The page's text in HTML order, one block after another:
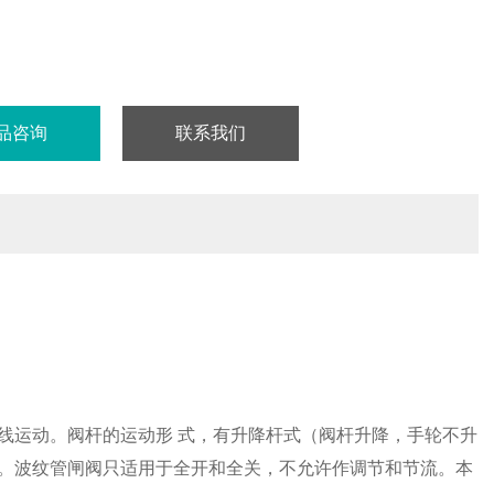
咨询 联系我们
动。阀杆的运动形 式，有升降杆式（阀杆升降，手轮不升
纹管闸阀只适用于全开和全关，不允许作调节和节流。本